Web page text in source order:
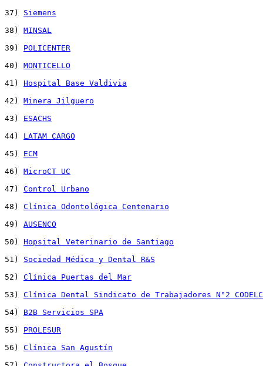
37) Siemens
38) MINSAL
39) POLICENTER
40) MONTICELLO
41) Hospital Base Valdivia
42) Minera Jilguero
43) ESACHS
44) LATAM CARGO
45) ECM
46) MicroCT UC
47) Control Urbano
48) Clínica Odontológica Centenario
49) AUSENCO
50) Hopsital Veterinario de Santiago
51) Sociedad Médica y Dental R&S
52) Clínica Puertas del Mar
53) Clínica Dental Sindicato de Trabajadores N°2
54) B2B Servicios SPA
55) PROLESUR
56) Clínica San Agustín